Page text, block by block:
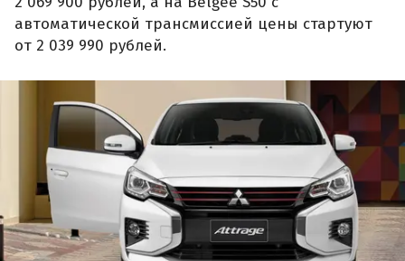
автоматической трансмиссией цены стартуют
от 2 039 990 рублей.